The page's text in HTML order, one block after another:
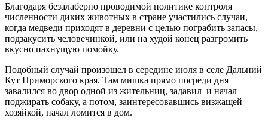
Благодаря безалаберно проводимой политике контроля
численности диких животных в стране участились случаи,
когда медведи приходят в деревни с целью пограбить запасы,
подзакусить человечинкой, или на худой конец разгромить
вкусно пахнущую помойку.
Подобный случай произошел в середине июля в селе Дальний
Кут Приморского края. Там мишка прямо посреди дня
завалился во двор одной из жительниц, задавил и начал
поджирать собаку, а потом, заинтересовавшись визжащей
хозяйкой, начал ломится в дом.